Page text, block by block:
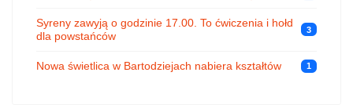
Syreny zawyją o godzinie 17.00. To ćwiczenia i hołd
dla powstańców
3
Nowa świetlica w Bartodziejach nabiera kształtów 1